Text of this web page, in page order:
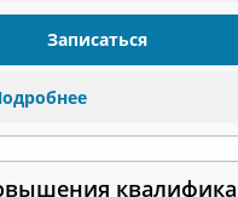
Записаться